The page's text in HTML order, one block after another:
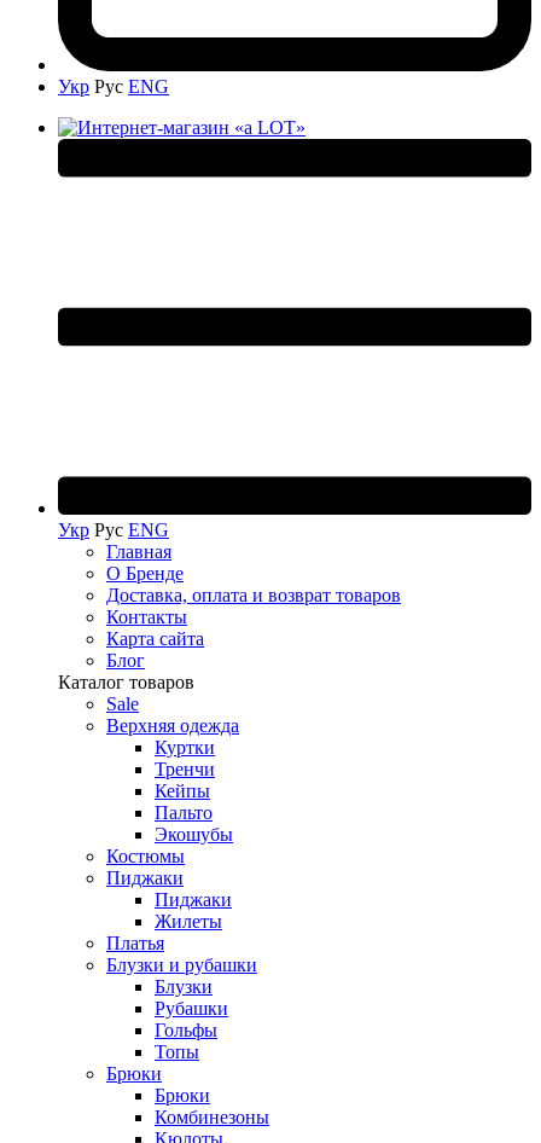
Укр Рус ENG
Укр Рус ENG
Главная
О Бренде
Доставка, оплата и возврат товаров
Контакты
Карта сайта
Блог
Каталог товаров
Sale
Верхняя одежда
Куртки
Тренчи
Кейпы
Пальто
Экошубы
Костюмы
Пиджаки
Пиджаки
Жилеты
Платья
Блузки и рубашки
Блузки
Рубашки
Гольфы
Топы
Брюки
Брюки
Комбинезоны